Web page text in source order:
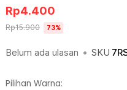
Belum ada ulasan • SKU
Rp4.400
Rp15.900 73%
Pilihan Warna: